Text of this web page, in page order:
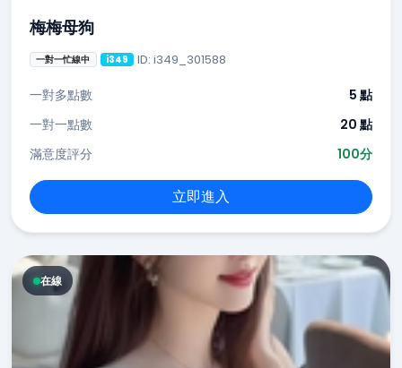
梅梅母狗
一對一忙線中 i349 ID: i349_301588
一對多點數
5 點
一對一點數
20 點
滿意度評分
100分
立即進入
在線